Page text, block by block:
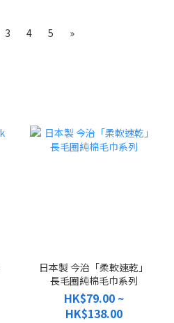
3 4 5 »
日本製 今治「柔軟速乾」
長毛圈純棉毛巾系列
HK$79.00 ~
HK$138.00